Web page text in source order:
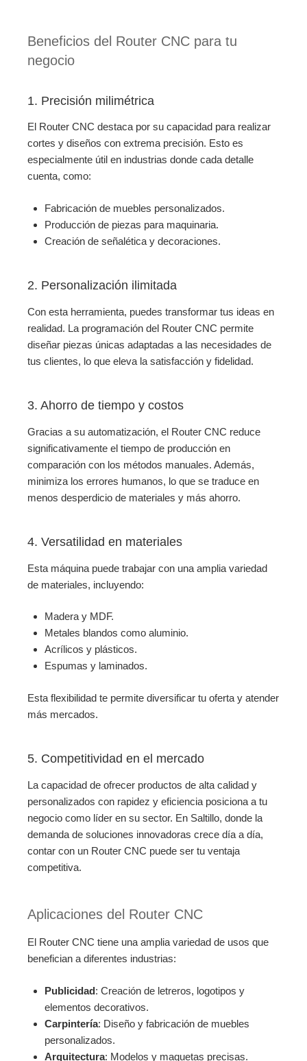
Beneficios del Router CNC para tu
negocio
1. Precisión milimétrica
El Router CNC destaca por su capacidad para realizar
cortes y diseños con extrema precisión. Esto es
especialmente útil en industrias donde cada detalle
cuenta, como:
Fabricación de muebles personalizados.
Producción de piezas para maquinaria.
Creación de señalética y decoraciones.
2. Personalización ilimitada
Con esta herramienta, puedes transformar tus ideas en
realidad. La programación del Router CNC permite
diseñar piezas únicas adaptadas a las necesidades de
tus clientes, lo que eleva la satisfacción y fidelidad.
3. Ahorro de tiempo y costos
Gracias a su automatización, el Router CNC reduce
significativamente el tiempo de producción en
comparación con los métodos manuales. Además,
minimiza los errores humanos, lo que se traduce en
menos desperdicio de materiales y más ahorro.
4. Versatilidad en materiales
Esta máquina puede trabajar con una amplia variedad
de materiales, incluyendo:
Madera y MDF.
Metales blandos como aluminio.
Acrílicos y plásticos.
Espumas y laminados.
Esta flexibilidad te permite diversificar tu oferta y atender
más mercados.
5. Competitividad en el mercado
La capacidad de ofrecer productos de alta calidad y
personalizados con rapidez y eficiencia posiciona a tu
negocio como líder en su sector. En Saltillo, donde la
demanda de soluciones innovadoras crece día a día,
contar con un Router CNC puede ser tu ventaja
competitiva.
Aplicaciones del Router CNC
El Router CNC tiene una amplia variedad de usos que
benefician a diferentes industrias:
Publicidad: Creación de letreros, logotipos y
elementos decorativos.
Carpintería: Diseño y fabricación de muebles
personalizados.
Arquitectura: Modelos y maquetas precisas.